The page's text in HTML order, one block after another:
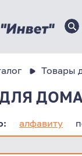
Товары
алфавиту